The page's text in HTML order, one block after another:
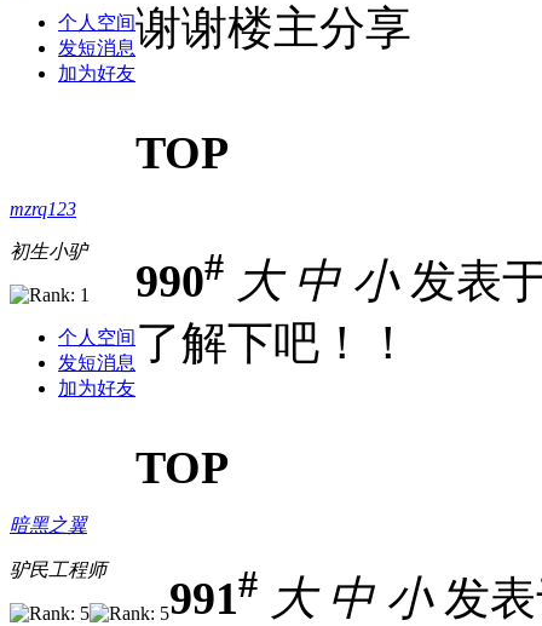
个人空间
发短消息
加为好友
谢谢楼主分享
TOP
mzrq123
初生小驴
个人空间
发短消息
加为好友
990# 大 中 小发表
了解下吧！！
TOP
暗黑之翼
驴民工程师
991# 大 中 小发表